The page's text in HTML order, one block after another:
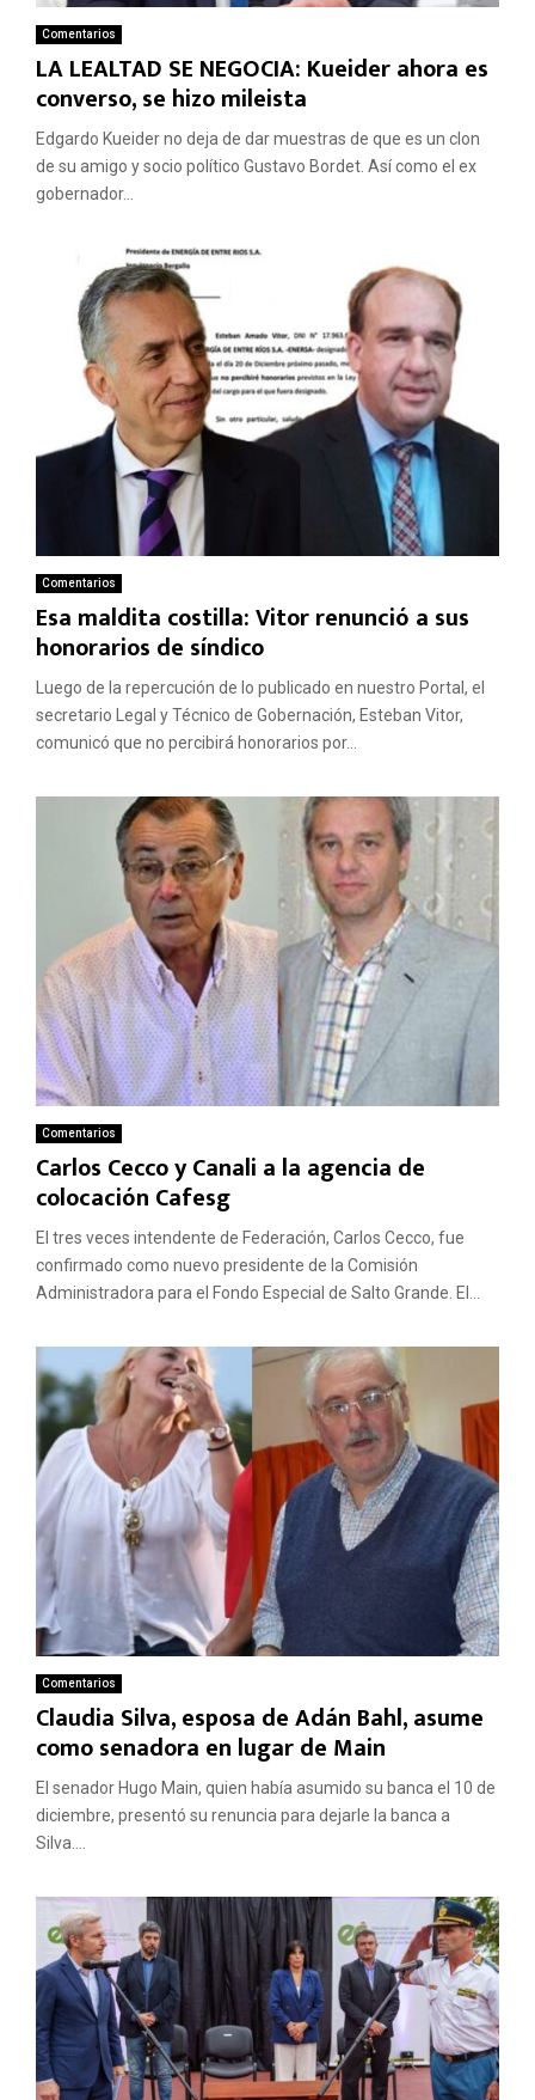
Comentarios
LA LEALTAD SE NEGOCIA: Kueider ahora es
converso, se hizo mileista
Edgardo Kueider no deja de dar muestras de que es un clon
de su amigo y socio político Gustavo Bordet. Así como el ex
gobernador...
Comentarios
Esa maldita costilla: Vitor renunció a sus
honorarios de síndico
Luego de la repercución de lo publicado en nuestro Portal, el
secretario Legal y Técnico de Gobernación, Esteban Vitor,
comunicó que no percibirá honorarios por...
Comentarios
Carlos Cecco y Canali a la agencia de
colocación Cafesg
El tres veces intendente de Federación, Carlos Cecco, fue
confirmado como nuevo presidente de la Comisión
Administradora para el Fondo Especial de Salto Grande. El...
Comentarios
Claudia Silva, esposa de Adán Bahl, asume
como senadora en lugar de Main
El senador Hugo Main, quien había asumido su banca el 10 de
diciembre, presentó su renuncia para dejarle la banca a
Silva....